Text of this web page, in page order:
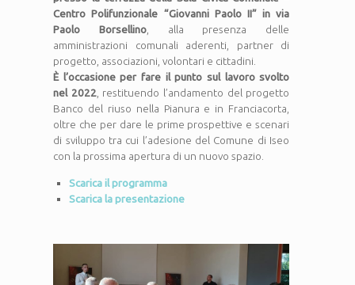
Centro Polifunzionale “Giovanni Paolo II” in via
Paolo Borsellino, alla presenza delle
amministrazioni comunali aderenti, partner di
progetto, associazioni, volontari e cittadini.
È l’occasione per fare il punto sul lavoro svolto
nel 2022, restituendo l’andamento del progetto
Banco del riuso nella Pianura e in Franciacorta,
oltre che per dare le prime prospettive e scenari
di sviluppo tra cui l’adesione del Comune di Iseo
con la prossima apertura di un nuovo spazio.
Scarica il programma
Scarica la presentazione